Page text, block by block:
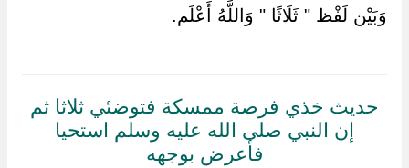
وَبَيْن لَفْظ " ثَلَاثًا " وَاللَّهُ أَعْلَم.
حديث خذي فرصة ممسكة فتوضئي ثلاثا ثم
إن النبي صلى الله عليه وسلم استحيا
فأعرض بوجهه